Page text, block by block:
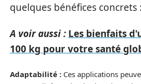
quelques bénéfices concrets :
A voir aussi : Les bienfaits
100 kg pour votre santé
Adaptabilité : Ces applications